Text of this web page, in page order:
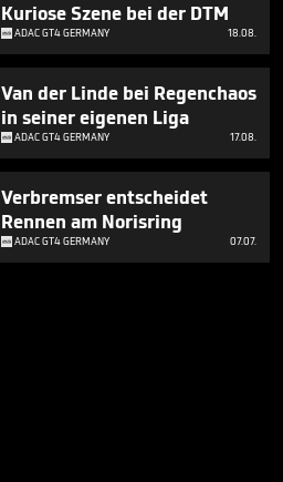
Kuriose Szene bei der DTM
ADAC GT4 GERMANY 18.08.
Van der Linde bei Regenchaos
in seiner eigenen Liga
ADAC GT4 GERMANY 17.08.
Verbremser entscheidet
Rennen am Norisring
ADAC GT4 GERMANY 07.07.